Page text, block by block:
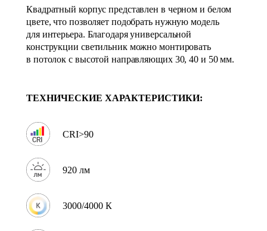
Квадратный корпус представлен в черном и белом
цвете, что позволяет подобрать нужную модель
для интерьера. Благодаря универсальной
конструкции светильник можно монтировать
в потолок с высотой направляющих 30, 40 и 50 мм.
ТЕХНИЧЕСКИЕ ХАРАКТЕРИСТИКИ:
CRI>90
920 лм
3000/4000 К